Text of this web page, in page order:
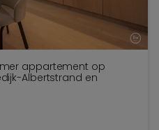
appartement op
Albertstrand en